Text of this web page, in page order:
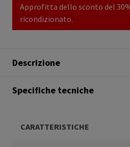
Approfitta dello sconto del
ricondizionato.
Descrizione
Specifiche tecniche
CARATTERISTICHE